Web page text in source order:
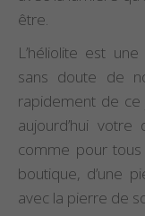
être.
L’héliolite est
sans doute de
rapidement de
aujourd’hui
comme pour
boutique, d’une
avec la pierre de